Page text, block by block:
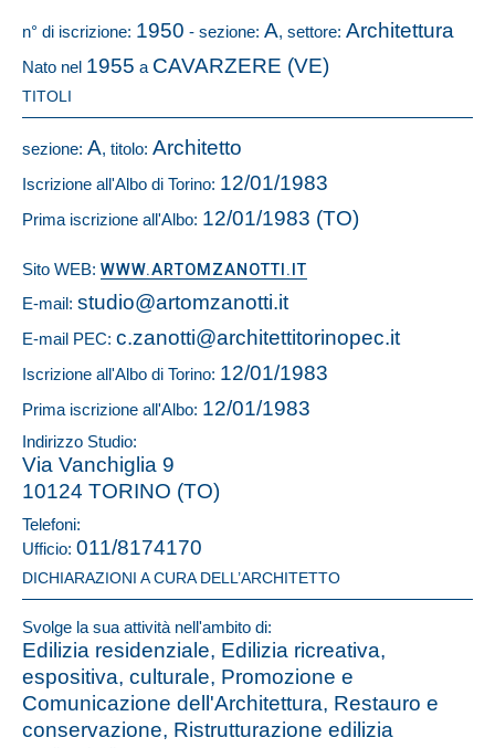
n° di iscrizione: 1950 - sezione: A, settore: Architettura
Nato nel 1955 a CAVARZERE (VE)
TITOLI
sezione: A, titolo: Architetto
Iscrizione all'Albo di Torino: 12/01/1983
Prima iscrizione all'Albo: 12/01/1983 (TO)
Sito WEB: WWW.ARTOMZANOTTI.IT
E-mail: studio@artomzanotti.it
E-mail PEC: c.zanotti@architettitorinopec.it
Iscrizione all'Albo di Torino: 12/01/1983
Prima iscrizione all'Albo: 12/01/1983
Indirizzo Studio:
Via Vanchiglia 9
10124 TORINO (TO)
Telefoni:
Ufficio: 011/8174170
DICHIARAZIONI A CURA DELL’ARCHITETTO
Svolge la sua attività nell'ambito di:
Edilizia residenziale, Edilizia ricreativa,
espositiva, culturale, Promozione e
Comunicazione dell'Architettura, Restauro e
conservazione, Ristrutturazione edilizia